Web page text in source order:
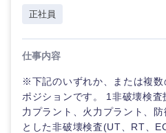
海外
正社員
仕事内容
※下記のいずれか、または複
ポジションです。 1非破壊検
力プラント、火力プラント、
とした非破壊検査(UT、RT、